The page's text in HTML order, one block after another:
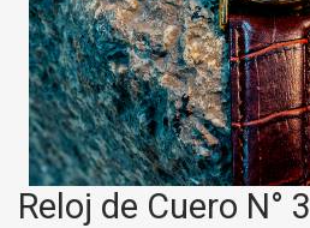
Reloj de Cuero N° 3